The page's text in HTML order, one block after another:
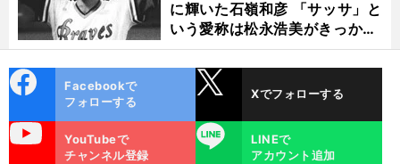
に輝いた石嶺和彦 「サッサ」と
いう愛称は松永浩美がきっか
け？
ok
Facebookで
フォローする
Xでフォローする
YouTubeで
チャンネル登録
LINE
LINEで
アカウント追加